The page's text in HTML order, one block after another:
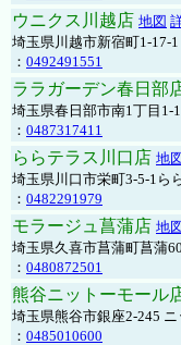
ウニクス川越店 地図
埼玉県川越市新宿町1-17-
： 0492491551
ララガーデン春日部
埼玉県春日部市南1丁目
： 0487317411
ららテラス川口店 地図
埼玉県川口市栄町3-5-1ら
： 0482291979
モラージュ菖蒲店 地図
埼玉県久喜市菖蒲町菖蒲
： 0480872501
熊谷ニットーモール
埼玉県熊谷市銀座2-245
： 0485010600